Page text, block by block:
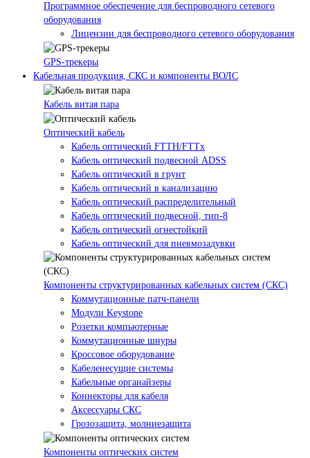
Программное обеспечение для беспроводного сетевого
оборудования
Лицензии для беспроводного сетевого оборудования
GPS-трекеры
Кабельная продукция, СКС и компоненты ВОЛС
Кабель витая пара
Оптический кабель
Кабель оптический FTTH/FTTx
Кабель оптический подвесной ADSS
Кабель оптический в грунт
Кабель оптический в канализацию
Кабель оптический распределительный
Кабель оптический подвесной, тип-8
Кабель оптический огнестойкий
Кабель оптический для пневмозадувки
Компоненты структурированных кабельных систем (СКС)
Коммутационные патч-панели
Модули Keystone
Розетки компьютерные
Коммутационные шнуры
Кроссовое оборудование
Кабеленесущие системы
Кабельные органайзеры
Коннекторы для кабеля
Аксессуары СКС
Грозозащита, молниезащита
Компоненты оптических систем